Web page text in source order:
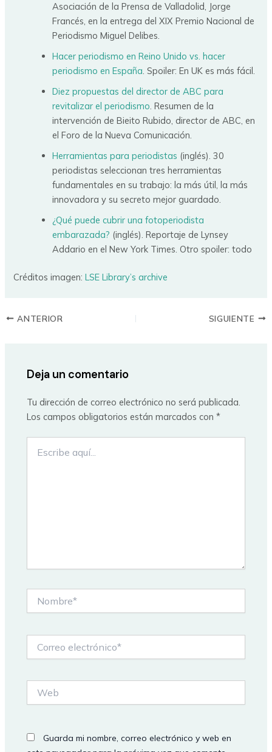
Asociación de la Prensa de Valladolid, Jorge
Francés, en la entrega del XIX Premio Nacional de
Periodismo Miguel Delibes.
Hacer periodismo en Reino Unido vs. hacer
periodismo en España. Spoiler: En UK es más fácil.
Diez propuestas del director de ABC para
revitalizar el periodismo. Resumen de la
intervención de Bieito Rubido, director de ABC, en
el Foro de la Nueva Comunicación.
Herramientas para periodistas (inglés). 30
periodistas seleccionan tres herramientas
fundamentales en su trabajo: la más útil, la más
innovadora y su secreto mejor guardado.
¿Qué puede cubrir una fotoperiodista
embarazada? (inglés). Reportaje de Lynsey
Addario en el New York Times. Otro spoiler: todo
Créditos imagen:LSE Library’s archive
ANTERIOR SIGUIENTE
Deja un comentario
Tu dirección de correo electrónico no será publicada.
Los campos obligatorios están marcados con*
aquí...
electrónico*
Guarda mi nombre, correo electrónico y web en